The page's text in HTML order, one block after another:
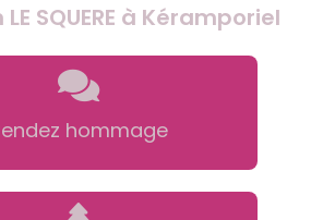
SQUERE à Kéramporiel
hommage